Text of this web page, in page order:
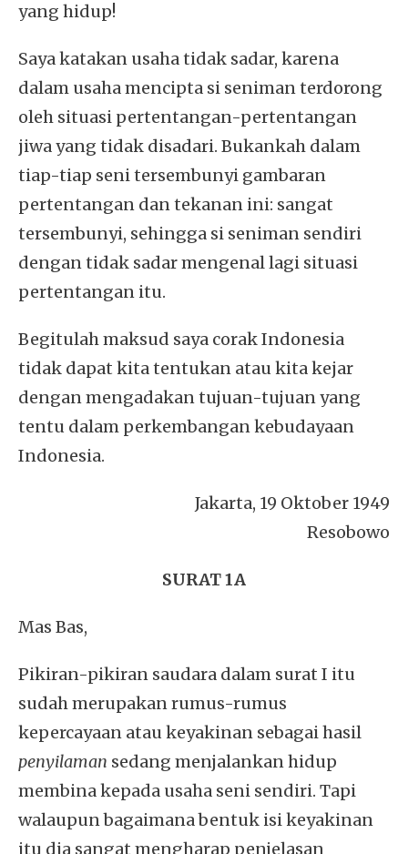
yang hidup!
Saya katakan usaha tidak sadar, karena
dalam usaha mencipta si seniman terdorong
oleh situasi pertentangan-pertentangan
jiwa yang tidak disadari. Bukankah dalam
tiap-tiap seni tersembunyi gambaran
pertentangan dan tekanan ini: sangat
tersembunyi, sehingga si seniman sendiri
dengan tidak sadar mengenal lagi situasi
pertentangan itu.
Begitulah maksud saya corak Indonesia
tidak dapat kita tentukan atau kita kejar
dengan mengadakan tujuan-tujuan yang
tentu dalam perkembangan kebudayaan
Indonesia.
Jakarta, 19 Oktober 1949
Resobowo
SURAT 1A
Mas Bas,
Pikiran-pikiran saudara dalam surat I itu
sudah merupakan rumus-rumus
kepercayaan atau keyakinan sebagai hasil
penyilaman sedang menjalankan hidup
membina kepada usaha seni sendiri. Tapi
walaupun bagaimana bentuk isi keyakinan
itu dia sangat mengharap penjelasan